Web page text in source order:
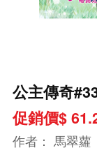
公主傳奇
促銷價$
作者： 馬翠蘿